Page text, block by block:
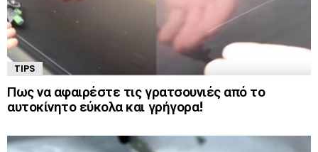
TIPS
Πως να αφαιρέστε τις γρατσουνιές από το
αυτοκίνητο εύκολα και γρήγορα!